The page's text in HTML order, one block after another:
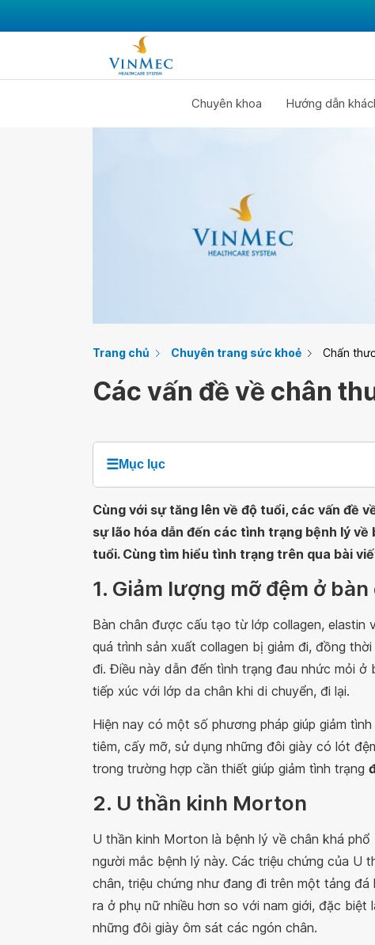
Chuyên khoa Hướng dẫn
Trang chủ Chuyên trang sức khoẻ Chấn
Các vấn đề về chân
☰Mục lục
Cùng với sự tăng lên về độ tuổi, các vấn đề
sự lão hóa dẫn đến các tình trạng bệnh lý
tuổi. Cùng tìm hiểu tình trạng trên qua bài
1. Giảm lượng mỡ đệm ở bàn
Bàn chân được cấu tạo từ lớp collagen,
quá trình sản xuất collagen bị giảm đi, đồng
đi. Điều này dẫn đến tình trạng đau nhức mỏi ở
tiếp xúc với lớp da chân khi di chuyển, đi lại.
Hiện nay có một số phương pháp giúp giảm
tiêm, cấy mỡ, sử dụng những đôi giày có lót
trong trường hợp cần thiết giúp giảm tình trạng
2. U thần kinh Morton
U thần kinh Morton là bệnh lý về chân khá
người mắc bệnh lý này. Các triệu chứng của U
chân, triệu chứng như đang đi trên một tảng
ra ở phụ nữ nhiều hơn so với nam giới, đặc
những đôi giày ôm sát các ngón chân.